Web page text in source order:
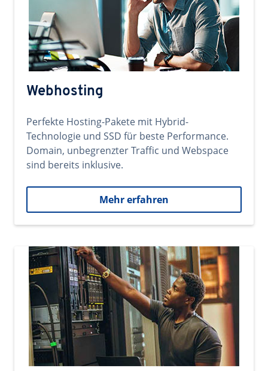
Webhosting
Perfekte Hosting-Pakete mit Hybrid-
Technologie und SSD für beste Performance.
Domain, unbegrenzter Traffic und Webspace
sind bereits inklusive.
Mehr erfahren